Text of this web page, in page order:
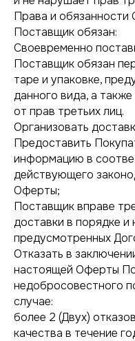
Права и обязанности
Поставщик обязан:
Своевременно
Поставщик обязан
таре и упаковке,
данного вида, а
от прав третьих лиц.
Организовать
Предоставить
информацию в
действующего
Оферты;
Поставщик вправе
доставки в порядке и
предусмотренных
Отказать в
настоящей Оферты
недобросовестного
случае:
более 2 (Двух)
качества в течение